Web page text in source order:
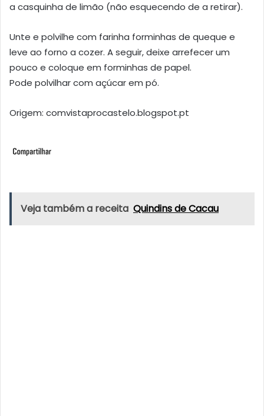
a casquinha de limão (não esquecendo de a retirar).
Unte e polvilhe com farinha forminhas de queque e
leve ao forno a cozer. A seguir, deixe arrefecer um
pouco e coloque em forminhas de papel.
Pode polvilhar com açúcar em pó.
Origem: comvistaprocastelo.blogspot.pt
Veja também a receita Quindins de Cacau